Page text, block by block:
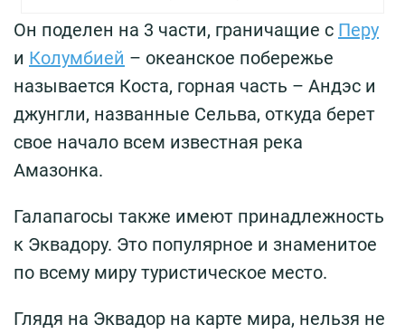
Он поделен на 3 части, граничащие с Перу
и Колумбией – океанское побережье
называется Коста, горная часть – Андэс и
джунгли, названные Сельва, откуда берет
свое начало всем известная река
Амазонка.
Галапагосы также имеют принадлежность
к Эквадору. Это популярное и знаменитое
по всему миру туристическое место.
Глядя на Эквадор на карте мира, нельзя не